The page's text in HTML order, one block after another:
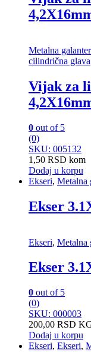
Metalna
cilindrična glava
Vijak za
0 out of 5
(0)
SKU: 005132
1,50 RSD kom
Dodaj u korpu
Ekseri, Metalna
Ekser
Ekseri, Metalna
Ekser
0 out of 5
(0)
SKU: 000003
200,00 RSD
Dodaj u korpu
Ekseri, Ekseri,